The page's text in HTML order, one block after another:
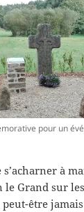
pour un
à
le Grand sur
peut-être